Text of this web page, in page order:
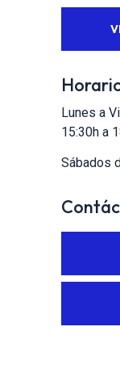
Lunes a
15:30h a
Sábados